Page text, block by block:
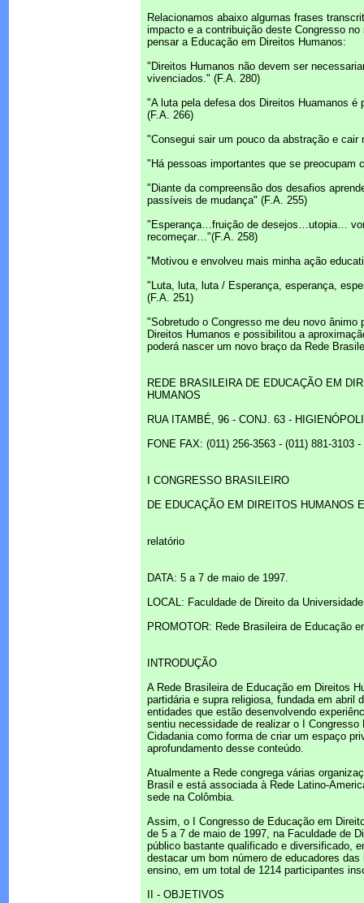
Relacionamos abaixo algumas frases
impacto e a contribuição deste Congresso
pensar a Educação em Direitos Humanos:
"Direitos Humanos não devem ser
vivenciados." (F.A. 280)
"A luta pela defesa dos Direitos Huamanos
(F.A. 266)
"Consegui sair um pouco da abstração e cair
"Há pessoas importantes que se preocupam
"Diante da compreensão dos desafios
passíveis de mudança" (F.A. 255)
"Esperança…fruição de desejos…utopia…
recomeçar…"(F.A. 258)
"Motivou e envolveu mais minha ação
"Luta, luta, luta / Esperança, esperança,
(F.A. 251)
"Sobretudo o Congresso me deu novo
Direitos Humanos e possibilitou a
poderá nascer um novo braço da Rede
REDE BRASILEIRA DE EDUCAÇÃO EM
HUMANOS
RUA ITAMBÉ, 96 - CONJ. 63 -
FONE FAX: (011) 256-3563 - (011) 881-3103
I CONGRESSO BRASILEIRO
DE EDUCAÇÃO EM DIREITOS HUMANOS
relatório
DATA: 5 a 7 de maio de 1997.
LOCAL: Faculdade de Direito da
PROMOTOR: Rede Brasileira de Educação
INTRODUÇÃO
A Rede Brasileira de Educação em Direitos
partidária e supra religiosa, fundada em abril
entidades que estão desenvolvendo
sentiu necessidade de realizar o I
Cidadania como forma de criar um espaço
aprofundamento desse conteúdo.
Atualmente a Rede congrega várias
Brasil e está associada à Rede Latino-
sede na Colômbia.
Assim, o I Congresso de Educação em
de 5 a 7 de maio de 1997, na Faculdade de
público bastante qualificado e diversificado,
destacar um bom número de educadores
ensino, em um total de 1214 participantes
II - OBJETIVOS